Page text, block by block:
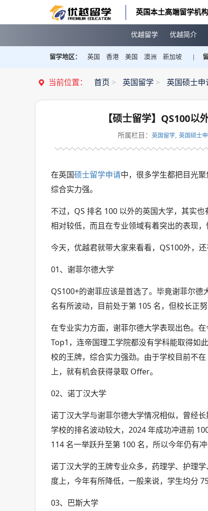
英国本土高端留学机
优越留学 优越简介
留学地区： 英国 香港 美国 澳洲 新加坡
当前位置： 首页 > 英国留学 > 英国硕士申
【硕士留学】QS100以
所属栏目： 英国留学, 英国硕士
在英国硕士留学申请中，很多学生都把目光
综合实力强。
不过，QS 排名 100 以外的英国大学，其实
相对较低，而且在专业领域有着突出的表现，
今天，优越君就带大家来看看，QS100外，
01、谢菲尔德大学
QS100+的谢菲应该是首选了。毕竟谢菲尔
名有所波动，目前处于第 105 名，但校长正
在专业实力方面，谢菲尔德大学表现出色。
Top1，连帝国理工学院都没有学科能取得如
校的王牌，综合实力强劲。由于学校目前不
上，就有机会获得录取 Offer。
02、诺丁汉大学
诺丁汉大学与谢菲尔德大学情况相似，曾经
学校的排名波动较大，2024 年成功冲进前
114 名一举跃升至第 100 名，所以今年仍有冲
诺丁汉大学的王牌专业众多，药理学、护理
度上，今年有所降低，一般来说，学生均分
03、巴斯大学